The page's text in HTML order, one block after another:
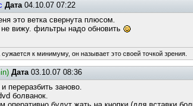
Дата04.10.07 07:22
это ветка свернута плюсом.
вижу. фильтры надо обновить
сужается к минимуму, он называет это своей точкой зрения.
Дата03.10.07 08:36
переразбить заново.
болванок.